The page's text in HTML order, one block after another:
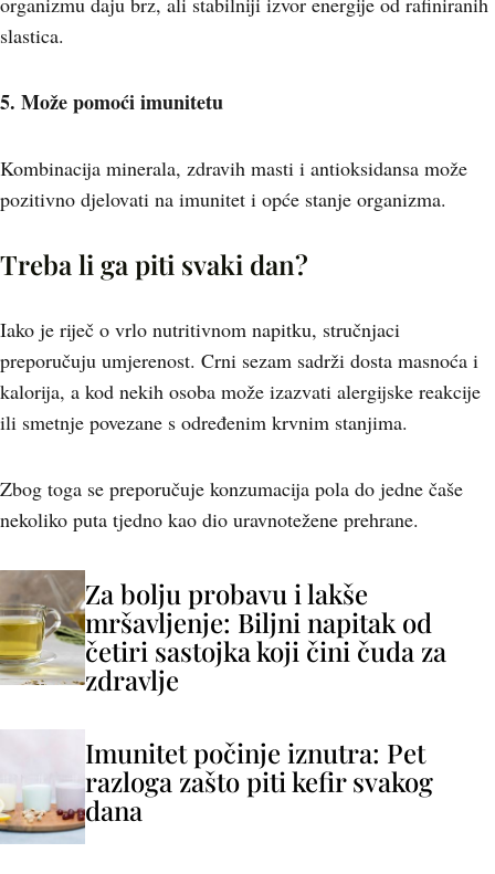
slastica.
5. Može pomoći imunitetu
Kombinacija minerala, zdravih masti i antioksidansa može
pozitivno djelovati na imunitet i opće stanje organizma.
Treba li ga piti svaki dan?
Iako je riječ o vrlo nutritivnom napitku, stručnjaci
preporučuju umjerenost. Crni sezam sadrži dosta masnoća i
kalorija, a kod nekih osoba može izazvati alergijske reakcije
ili smetnje povezane s određenim krvnim stanjima.
Zbog toga se preporučuje konzumacija pola do jedne čaše
nekoliko puta tjedno kao dio uravnotežene prehrane.
Za bolju probavu i lakše
mršavljenje: Biljni napitak od
četiri sastojka koji čini čuda za
zdravlje
Imunitet počinje iznutra: Pet
razloga zašto piti kefir svakog
dana